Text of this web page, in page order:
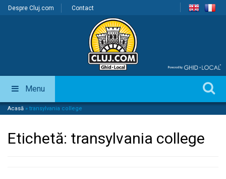
Despre Cluj.com Contact
Menu
Acasă » transylvania college
Etichetă: transylvania college